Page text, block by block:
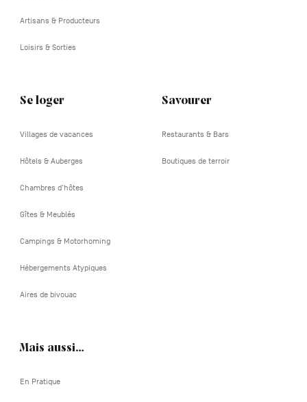
Artisans & Producteurs
Loisirs & Sorties
Se loger
Villages de vacances
Hôtels & Auberges
Chambres d'hôtes
Gîtes & Meublés
Campings & Motorhoming
Hébergements Atypiques
Aires de bivouac
Savourer
Restaurants & Bars
Boutiques de terroir
Mais aussi…
En Pratique